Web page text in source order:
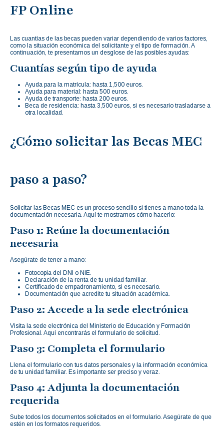
FP Online
Las cuantías de las becas pueden variar dependiendo de varios factores,
como la situación económica del solicitante y el tipo de formación. A
continuación, te presentamos un desglose de las posibles ayudas:
Cuantías según tipo de ayuda
Ayuda para la matrícula: hasta 1,500 euros.
Ayuda para material: hasta 500 euros.
Ayuda de transporte: hasta 200 euros.
Beca de residencia: hasta 3,500 euros, si es necesario trasladarse a
otra localidad.
¿Cómo solicitar las Becas MEC
paso a paso?
Solicitar las Becas MEC es un proceso sencillo si tienes a mano toda la
documentación necesaria. Aquí te mostramos cómo hacerlo:
Paso 1: Reúne la documentación
necesaria
Asegúrate de tener a mano:
Fotocopia del DNI o NIE.
Declaración de la renta de tu unidad familiar.
Certificado de empadronamiento, si es necesario.
Documentación que acredite tu situación académica.
Paso 2: Accede a la sede electrónica
Visita la sede electrónica del Ministerio de Educación y Formación
Profesional. Aquí encontrarás el formulario de solicitud.
Paso 3: Completa el formulario
Llena el formulario con tus datos personales y la información económica
de tu unidad familiar. Es importante ser preciso y veraz.
Paso 4: Adjunta la documentación
requerida
Sube todos los documentos solicitados en el formulario. Asegúrate de que
estén en los formatos requeridos.